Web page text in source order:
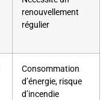
renouvellement
régulier
Consommation
d’énergie, risque
d’incendie